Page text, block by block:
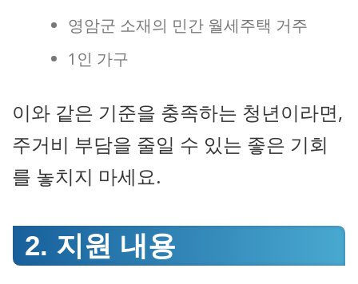
영암군 소재의 민간 월세주택 거주
1인 가구
이와 같은 기준을 충족하는 청년이라면,
주거비 부담을 줄일 수 있는 좋은 기회
를 놓치지 마세요.
2. 지원 내용